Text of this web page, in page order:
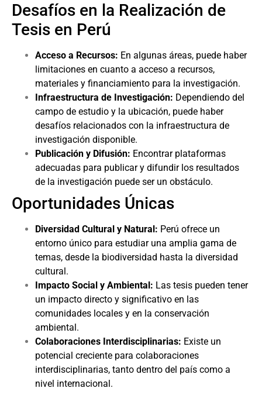
Desafíos en la Realización de
Tesis en Perú
Acceso a Recursos: En algunas áreas, puede haber
limitaciones en cuanto a acceso a recursos,
materiales y financiamiento para la investigación.
Infraestructura de Investigación: Dependiendo del
campo de estudio y la ubicación, puede haber
desafíos relacionados con la infraestructura de
investigación disponible.
Publicación y Difusión: Encontrar plataformas
adecuadas para publicar y difundir los resultados
de la investigación puede ser un obstáculo.
Oportunidades Únicas
Diversidad Cultural y Natural: Perú ofrece un
entorno único para estudiar una amplia gama de
temas, desde la biodiversidad hasta la diversidad
cultural.
Impacto Social y Ambiental: Las tesis pueden tener
un impacto directo y significativo en las
comunidades locales y en la conservación
ambiental.
Colaboraciones Interdisciplinarias: Existe un
potencial creciente para colaboraciones
interdisciplinarias, tanto dentro del país como a
nivel internacional.